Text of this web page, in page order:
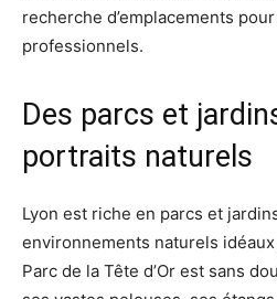
recherche d’emplacements
professionnels.
Des parcs et
portraits naturels
Lyon est riche en parcs et
environnements naturels
Parc de la Tête d’Or est sans